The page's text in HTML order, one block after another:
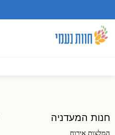
חנות המעדניה
המלצות אירוח